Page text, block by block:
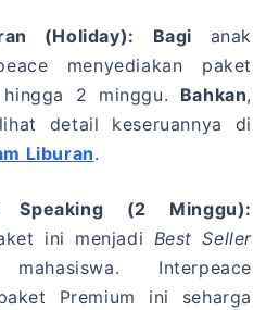
(Holiday): Bagi anak
menyediakan paket
2 minggu. Bahkan,
detail keseruannya di
Liburan.
Speaking (2 Minggu):
ini menjadi Best Seller
Interpeace
Premium ini seharga